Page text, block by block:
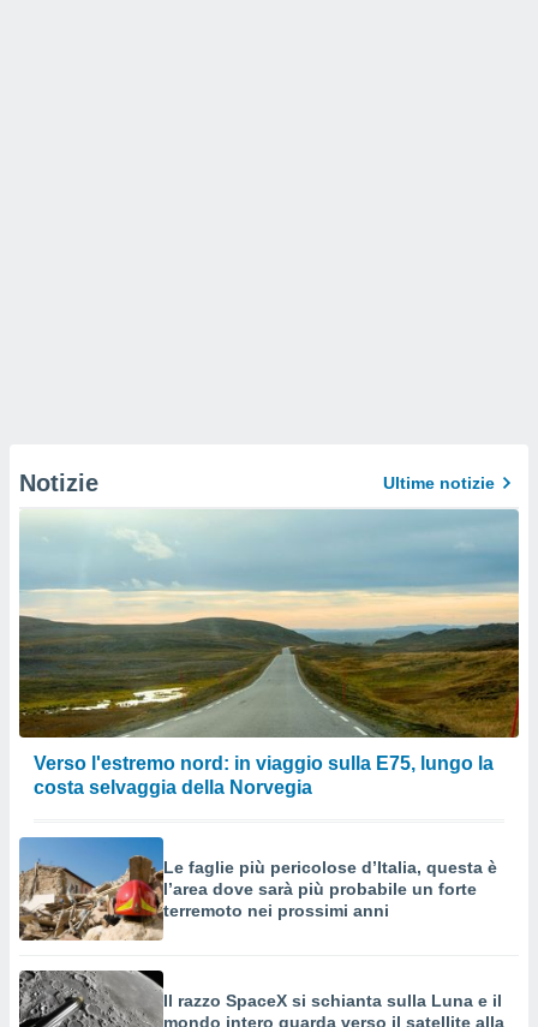
Notizie Ultime notizie
Verso l'estremo nord: in viaggio sulla E75, lungo la
costa selvaggia della Norvegia
Le faglie più pericolose d’Italia, questa è
l’area dove sarà più probabile un forte
terremoto nei prossimi anni
Il razzo SpaceX si schianta sulla Luna e il
mondo intero guarda verso il satellite alla